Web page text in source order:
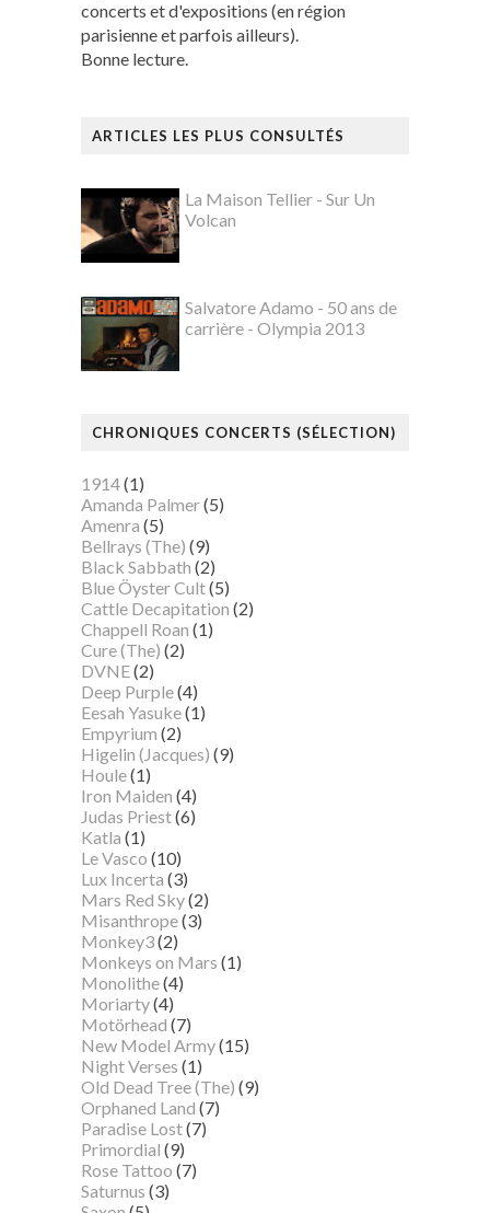
concerts et d'expositions (en région
parisienne et parfois ailleurs).
Bonne lecture.
ARTICLES LES PLUS CONSULTÉS
La Maison Tellier - Sur Un
Volcan
Salvatore Adamo - 50 ans de
carrière - Olympia 2013
CHRONIQUES CONCERTS (SÉLECTION)
1914(1)
Amanda Palmer(5)
Amenra (5)
Bellrays (The) (9)
Black Sabbath (2)
Blue Öyster Cult(5)
Cattle Decapitation (2)
Chappell Roan (1)
Cure (The) (2)
DVNE(2)
Deep Purple(4)
Eesah Yasuke(1)
Empyrium (2)
Higelin (Jacques) (9)
Houle(1)
Iron Maiden (4)
Judas Priest(6)
Katla (1)
Le Vasco (10)
Lux Incerta (3)
Mars Red Sky(2)
Misanthrope(3)
Monkey3(2)
Monkeys on Mars (1)
Monolithe(4)
Moriarty(4)
Motörhead (7)
New Model Army(15)
Night Verses (1)
Old Dead Tree (The) (9)
Orphaned Land (7)
Paradise Lost(7)
Primordial (9)
Rose Tattoo (7)
Saturnus (3)